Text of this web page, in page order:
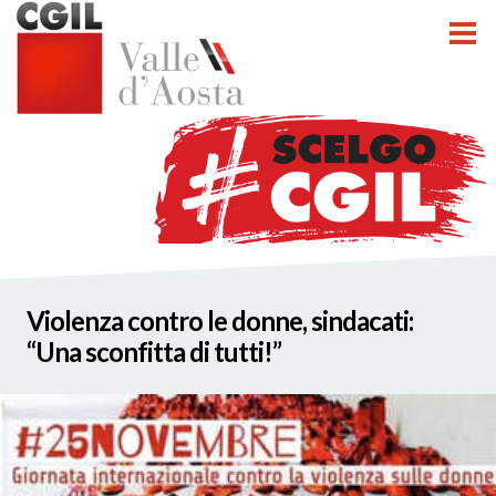
Violenza contro le donne, sindacati:
“Una sconfitta di tutti!”
INCA